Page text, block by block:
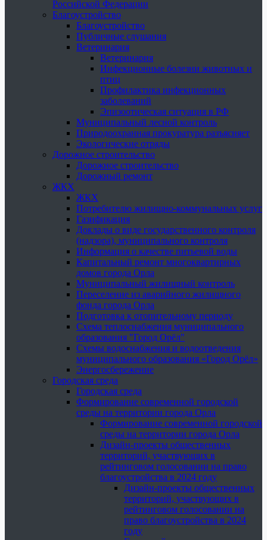
Российской Федерации
Благоустройство
Благоустройство
Публичные слушания
Ветеринария
Ветеринария
Инфекционные болезни животных и
птиц
Профилактика инфекционных
заболеваний
Эпизоотическая ситуация в РФ
Муниципальный лесной контроль
Природоохранная прокуратура разъясняет
Экологические отряды
Дорожное строительство
Дорожное строительство
Дорожный ремонт
ЖКХ
ЖКХ
Потребителю жилищно-коммунальных услуг
Газификация
Доклады о виде государственного контроля
(надзора), муниципального контроля
Информация о качестве питьевой воды
Капитальный ремонт многоквартирных
домов города Орла
Муниципальный жилищный контроль
Переселение из аварийного жилищного
фонда города Орла
Подготовка к отопительному периоду
Схема теплоснабжения муниципального
образования "Город Орёл"
Схемы водоснабжения и водоотведения
муниципального образования «Город Орёл»
Энергосбережение
Городская среда
Городская среда
Формирование современной городской
среды на территории города Орла
Формирование современной городской
среды на территории города Орла
Дизайн-проекты общественных
территорий, участвующих в
рейтинговом голосовании на право
благоустройства в 2024 году
Дизайн-проекты общественных
территорий, участвующих в
рейтинговом голосовании на
право благоустройства в 2024
году